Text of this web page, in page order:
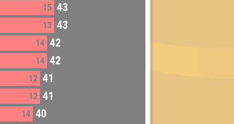
15 43
13 43
14 42
14 42
12 41
12 41
14 40